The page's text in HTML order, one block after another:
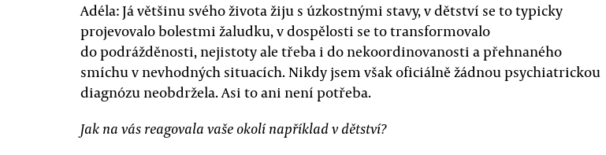
Adéla: Já většinu svého života žiju s úzkostnými stavy, v dětství se to typicky
projevovalo bolestmi žaludku, v dospělosti se to transformovalo
do podrážděnosti, nejistoty ale třeba i do nekoordinovanosti a přehnaného
smíchu v nevhodných situacích. Nikdy jsem však oficiálně žádnou psychiatrickou
diagnózu neobdržela. Asi to ani není potřeba.
Jak na vás reagovala vaše okolí například v dětství?